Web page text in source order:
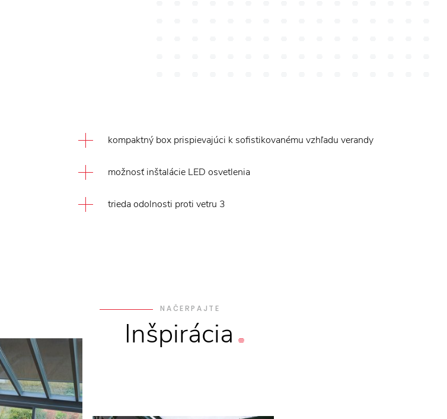
kompaktný box prispievajúci k sofistikovanému vzhľadu verandy
možnosť inštalácie LED osvetlenia
trieda odolnosti proti vetru 3
NAČERPAJTE
Inšpirácia